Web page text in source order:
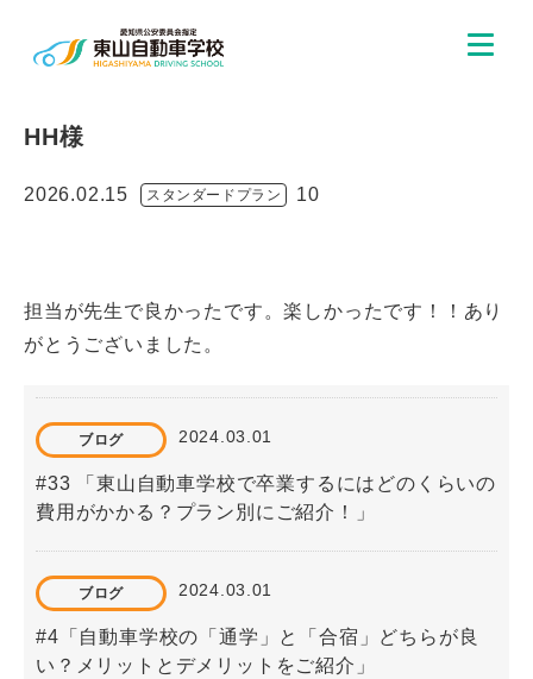
HH様
2026.02.15 スタンダードプラン 10
担当が先生で良かったです。楽しかったです！！あり
がとうございました。
ブログ 2024.03.01
#33 「東山自動車学校で卒業するにはどのくらいの
費用がかかる？プラン別にご紹介！」
ブログ 2024.03.01
#4「自動車学校の「通学」と「合宿」どちらが良
い？メリットとデメリットをご紹介」